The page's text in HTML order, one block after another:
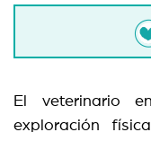
El veterinario
exploración